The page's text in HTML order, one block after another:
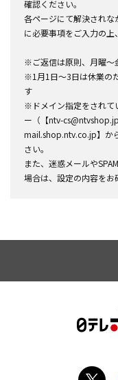
確認ください。
各ページにて解決され
に必要事項をご入力の上
※ご返信は原則、月曜～
※1月1日～3日は休業の
す
※ドメイン指定をされて
ー（【ntv-
mail.shop.ntv.co.jp】か
さい。
また、迷惑メールや
場合は、設定の内容をお